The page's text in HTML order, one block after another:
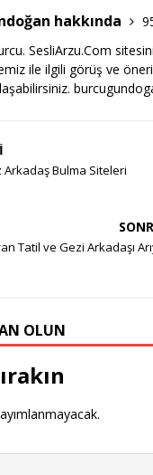
hakkında
SesliArzu.Com
ile ilgili görüş ve
Arkadaş Bulma Siteleri
Tatil ve Gezi Arkadaşı
OLUN